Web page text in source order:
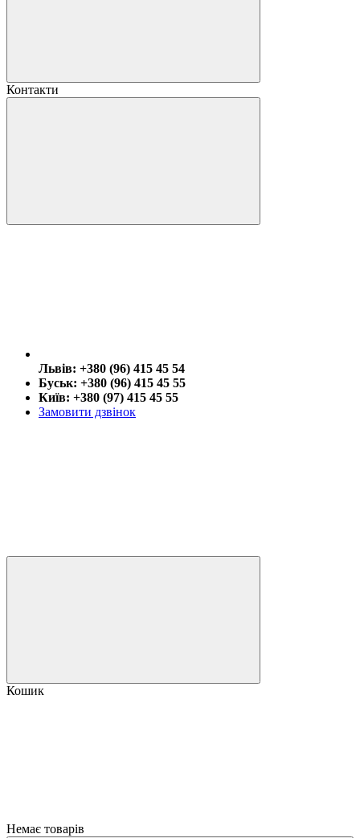
Контакти
Львів: +380 (96) 415 45 54
Буськ: +380 (96) 415 45 55
Київ: +380 (97) 415 45 55
Замовити дзвінок
Кошик
Немає товарів